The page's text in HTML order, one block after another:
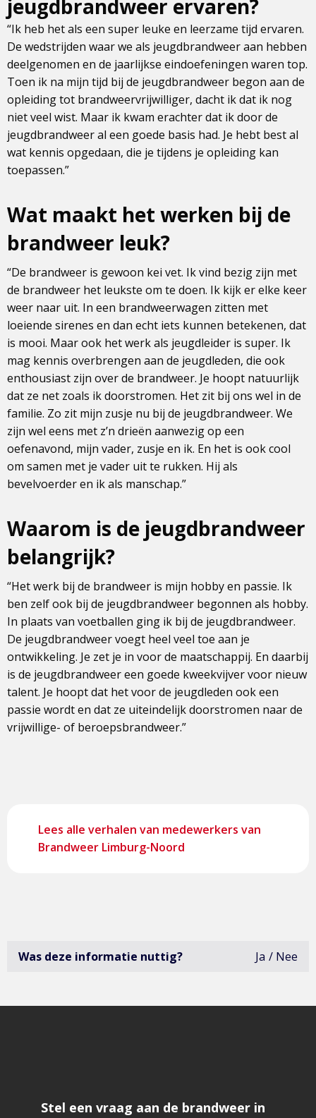
jeugdbrandweer ervaren?
“Ik heb het als een super leuke en leerzame tijd ervaren.
De wedstrijden waar we als jeugdbrandweer aan hebben
deelgenomen en de jaarlijkse eindoefeningen waren top.
Toen ik na mijn tijd bij de jeugdbrandweer begon aan de
opleiding tot brandweervrijwilliger, dacht ik dat ik nog
niet veel wist. Maar ik kwam erachter dat ik door de
jeugdbrandweer al een goede basis had. Je hebt best al
wat kennis opgedaan, die je tijdens je opleiding kan
toepassen.”
Wat maakt het werken bij de
brandweer leuk?
“De brandweer is gewoon kei vet. Ik vind bezig zijn met
de brandweer het leukste om te doen. Ik kijk er elke keer
weer naar uit. In een brandweerwagen zitten met
loeiende sirenes en dan echt iets kunnen betekenen, dat
is mooi. Maar ook het werk als jeugdleider is super. Ik
mag kennis overbrengen aan de jeugdleden, die ook
enthousiast zijn over de brandweer. Je hoopt natuurlijk
dat ze net zoals ik doorstromen. Het zit bij ons wel in de
familie. Zo zit mijn zusje nu bij de jeugdbrandweer. We
zijn wel eens met z’n drieën aanwezig op een
oefenavond, mijn vader, zusje en ik. En het is ook cool
om samen met je vader uit te rukken. Hij als
bevelvoerder en ik als manschap.”
Waarom is de jeugdbrandweer
belangrijk?
“Het werk bij de brandweer is mijn hobby en passie. Ik
ben zelf ook bij de jeugdbrandweer begonnen als hobby.
In plaats van voetballen ging ik bij de jeugdbrandweer.
De jeugdbrandweer voegt heel veel toe aan je
ontwikkeling. Je zet je in voor de maatschappij. En daarbij
is de jeugdbrandweer een goede kweekvijver voor nieuw
talent. Je hoopt dat het voor de jeugdleden ook een
passie wordt en dat ze uiteindelijk doorstromen naar de
vrijwillige- of beroepsbrandweer.”
Lees alle verhalen van medewerkers van
Brandweer Limburg-Noord
Was deze informatie nuttig? Ja Nee
Stel een vraag aan de brandweer in